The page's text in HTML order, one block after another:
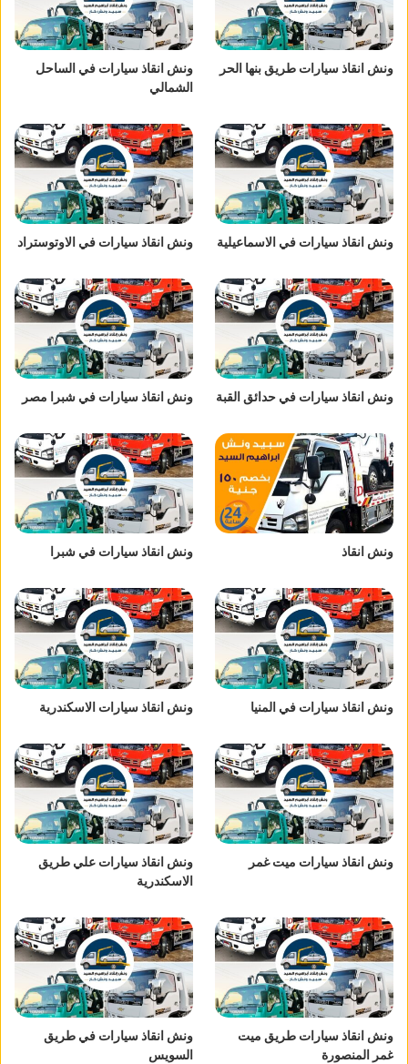
ونش انقاذ سيارات طريق بنها الحر
ونش انقاذ سيارات في الساحل
الشمالي
ونش انقاذ سيارات في الاسماعيلية ونش انقاذ سيارات في الاوتوستراد
ونش انقاذ سيارات في حدائق القبة ونش انقاذ سيارات في شبرا مصر
ونش انقاذ ونش انقاذ سيارات في شبرا
ونش انقاذ سيارات في المنيا ونش انقاذ سيارات الاسكندرية
ونش انقاذ سيارات ميت غمر
ونش انقاذ سيارات علي طريق
الاسكندرية
ونش انقاذ سيارات طريق ميت
غمر المنصورة
ونش انقاذ سيارات في طريق
السويس